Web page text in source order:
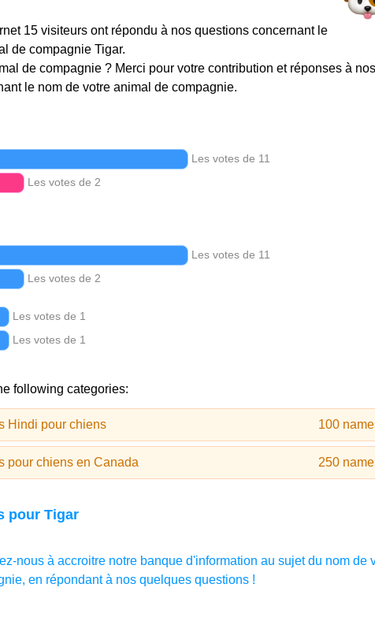
15 visiteurs ont répondu à nos questions concernant le
de compagnie Tigar.
de compagnie ? Merci pour votre contribution et réponses à
le nom de votre animal de compagnie.
Les votes de 11
Les votes de 2
Les votes de 11
Les votes de 2
Les votes de 1
Les votes de 1
following categories:
Hindi pour chiens 100
pour chiens en Canada 250
pour Tigar
nous à accroitre notre banque d'information au sujet du nom de
en répondant à nos quelques questions !